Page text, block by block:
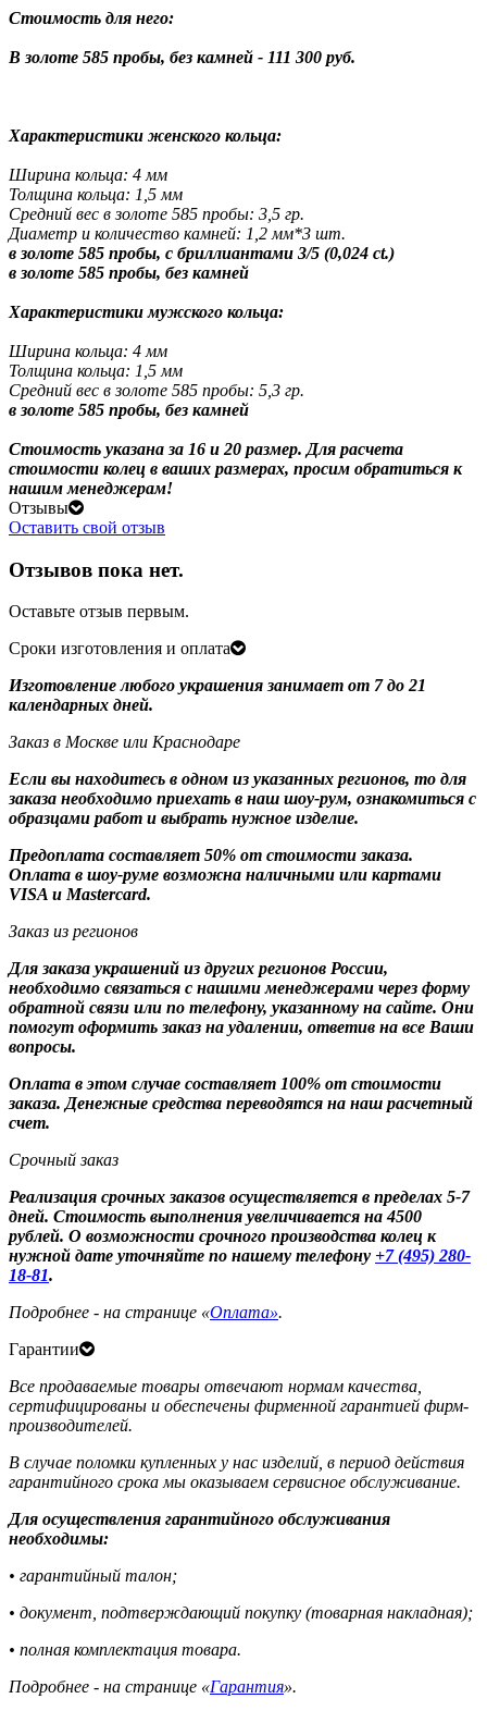
Стоимость для него:
В золоте 585 пробы, без камней - 111 300 руб.
Характеристики женского кольца:
Ширина кольца: 4 мм
Толщина кольца: 1,5 мм
Средний вес в золоте 585 пробы: 3,5 гр.
Диаметр и количество камней: 1,2 мм*3 шт.
в золоте 585 пробы, с бриллиантами 3/5 (0,024 ct.)
в золоте 585 пробы, без камней
Характеристики мужского кольца:
Ширина кольца: 4 мм
Толщина кольца: 1,5 мм
Средний вес в золоте 585 пробы: 5,3 гр.
в золоте 585 пробы, без камней
Стоимость указана за 16 и 20 размер. Для расчета
стоимости колец в ваших размерах, просим обратиться к
нашим менеджерам!
Отзывы
Оставить свой отзыв
Отзывов пока нет.
Оставьте отзыв первым.
Сроки изготовления и оплата
Изготовление любого украшения занимает от 7 до 21
календарных дней.
Заказ в Москве или Краснодаре
Если вы находитесь в одном из указанных регионов, то для
заказа необходимо приехать в наш шоу-рум, ознакомиться с
образцами работ и выбрать нужное изделие.
Предоплата составляет 50% от стоимости заказа.
Оплата в шоу-руме возможна наличными или картами
VISA и Mastercard.
Заказ из регионов
Для заказа украшений из других регионов России,
необходимо связаться с нашими менеджерами через форму
обратной связи или по телефону, указанному на сайте. Они
помогут оформить заказ на удалении, ответив на все Ваши
вопросы.
Оплата в этом случае составляет 100% от стоимости
заказа. Денежные средства переводятся на наш расчетный
счет.
Срочный заказ
Реализация срочных заказов осуществляется в пределах 5-7
дней. Стоимость выполнения увеличивается на 4500
рублей. О возможности срочного производства колец к
нужной дате уточняйте по нашему телефону +7 (495) 280-
18-81.
Подробнее - на странице «Оплата».
Гарантии
Все продаваемые товары отвечают нормам качества,
сертифицированы и обеспечены фирменной гарантией фирм-
производителей.
В случае поломки купленных у нас изделий, в период действия
гарантийного срока мы оказываем сервисное обслуживание.
Для осуществления гарантийного обслуживания
необходимы:
• гарантийный талон;
• документ, подтверждающий покупку (товарная накладная);
• полная комплектация товара.
Подробнее - на странице «Гарантия».